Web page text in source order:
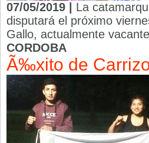
07/05/2019 | La
disputará el próximo
Gallo, actualmente
CORDOBA
Ã‰xito de